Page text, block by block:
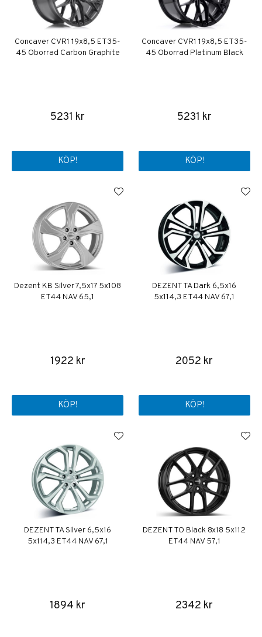
Concaver CVR1 19x8,5 ET35-
45 Oborrad Carbon Graphite
5231 kr
KÖP!
Concaver CVR1 19x8,5 ET35-
45 Oborrad Platinum Black
5231 kr
KÖP!
Dezent KB Silver 7,5x17 5x108
ET44 NAV 65,1
1922 kr
KÖP!
DEZENT TA Dark 6,5x16
5x114,3 ET44 NAV 67,1
2052 kr
KÖP!
DEZENT TA Silver 6,5x16
5x114,3 ET44 NAV 67,1
1894 kr
DEZENT TO Black 8x18 5x112
ET44 NAV 57,1
2342 kr